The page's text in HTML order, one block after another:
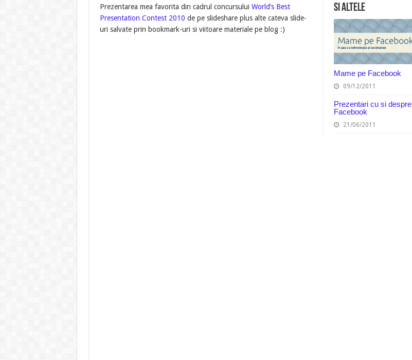
Si altele
Mame pe Facebook
09/12/2011
Prezentari cu si despre
Facebook
21/06/2011
Prezentarea mea favorita din cadrul concursului World’s Best
Presentation Contest 2010 de pe slideshare plus alte cateva slide-
uri salvate prin bookmark-uri si viitoare materiale pe blog :)